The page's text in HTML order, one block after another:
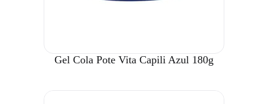
Gel Cola Pote Vita Capili Azul 180g